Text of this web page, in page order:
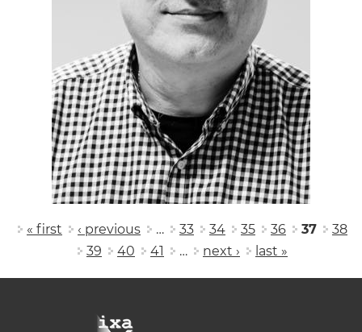
Pages
« first ‹ previous … 33 34 35 36 37
38
39
40 41 … next › last »